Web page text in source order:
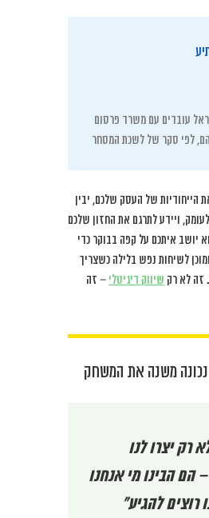
עובדים עם משרד פרסום
לפי סקר של לשכת המסחר
הייחודיות של העסק שלכם, יבין
ויידע לתרגם את החזון שלכם
יושב איתכם על קפה בבוקר כדי
לשיחות נפש בלילה כשצריך
זה לא רק שיווק דיגיטלי – זה
משנה את המשחק
רק יצרו לנו
הם הבינו מי אנחנו
רוצים להגיע”